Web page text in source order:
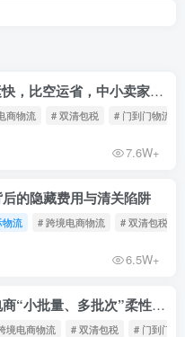
中欧班列拼箱LCL全攻略：比海运快，比空运省，中小卖家的物流新宠！
商物流 # 双清包税 # 门到门物流
7.6W+
的隐藏费用与清关陷阱
物流 # 跨境电商物流 # 双清包税
6.5W+
告别高库存！铁路拼箱助力跨境电商“小批量、多批次”柔性补货
境电商物流 # 双清包税 # 门到门物